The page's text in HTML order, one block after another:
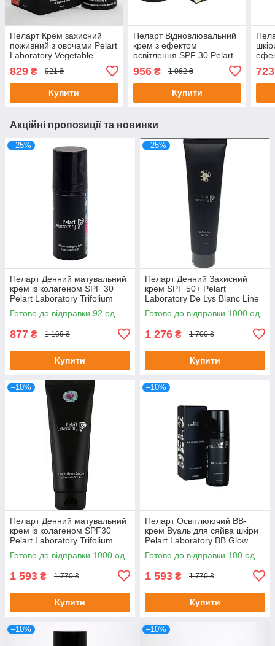
Пеларт Крем захисний
поживний з овочами Pelart
Laboratory Vegetable
Nourishing Cream 50 м
829 ₴ 921 ₴
Купити
Пеларт Відновлювальний
крем з ефектом
освітлення SPF 30 Pelart
Line Regenerative
956₴ 1 062 ₴
Купити
723
Акційні пропозиції та новинки
–25%
Пеларт Денний матувальний
крем із колагеном SPF 30
Pelart Laboratory Trifolium
Pretense Line Collagen
Matting Day Cream Spf 30
Готово до відправки 92 од.
877 ₴ 1 169 ₴
Купити
–25%
Пеларт Денний Захисний
крем SPF 50+ Pelart
Laboratory De Lys Blanc Line
UV PROTECTOR SPF 50+,
100 мл
Готово до відправки 1000 од.
1 276 ₴ 1 700 ₴
Купити
–10%
Пеларт Денний матувальний
крем із колагеном SPF30
Pelart Laboratory Trifolium
Pretense Line Collagen
Matting Day Cream Spf30
Готово до відправки 1000 од.
1 593 ₴ 1 770 ₴
Купити
–10%
Пеларт Освітлюючий BB-
крем Вуаль для сяйва шкіри
Pelart Laboratory BB Glow
Skin Cream 50 мл
Готово до відправки 100 од.
1 593 ₴ 1 770 ₴
Купити
–10% –10%